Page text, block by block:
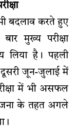
बदलाव करते हुए
मुख्य परीक्षा
लिया है। पहली
दूसरी जून-जुलाई में
में भी असफल
के तहत अगले